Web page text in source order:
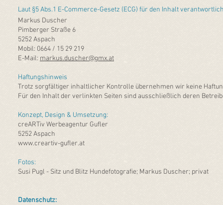
Laut §5 Abs.1 E-Commerce-Gesetz (ECG) für den Inhalt
Markus Duscher
Pimberger Straße 6
5252 Aspach
Mobil: 0664 / 15 29 219
E-Mail: markus.duscher@gmx.at
Haftungshinweis
Trotz sorgfältiger inhaltlicher Kontrolle übernehmen wir keine
Für den Inhalt der verlinkten Seiten sind ausschließlich deren
Konzept, Design & Umsetzung:
creARTiv Werbeagentur Gufler
5252 Aspach
www.creartiv-gufler.at
Fotos:
Susi Pugl - Sitz und Blitz Hundefotografie; Markus Duscher; privat
Datenschutz: